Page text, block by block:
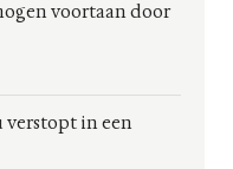
voortaan door
verstopt in een